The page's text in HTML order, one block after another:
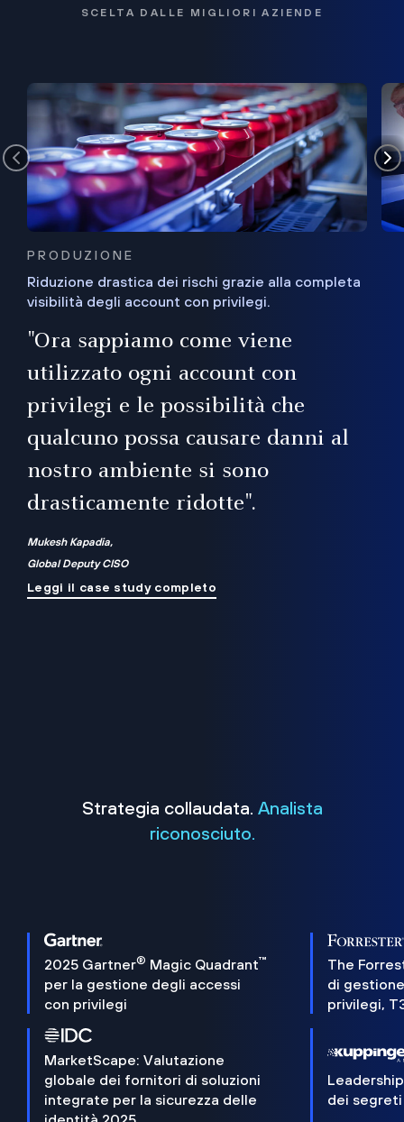
SCELTA DALLE MIGLIORI AZIENDE
PRODUZIONE
Riduzione drastica dei rischi grazie alla completa
visibilità degli account con privilegi.
"Ora sappiamo come viene
utilizzato ogni account con
privilegi e le possibilità che
qualcuno possa causare danni al
nostro ambiente si sono
drasticamente ridotte".
Mukesh Kapadia,
Global Deputy CISO
Leggi il case study completo
Strategia collaudata. Analista
riconosciuto.
2025 Gartner® Magic Quadrant™
per la gestione degli accessi
con privilegi
The
di
privilegi,
MarketScape: Valutazione
globale dei fornitori di soluzioni
integrate per la sicurezza delle
dei segreti